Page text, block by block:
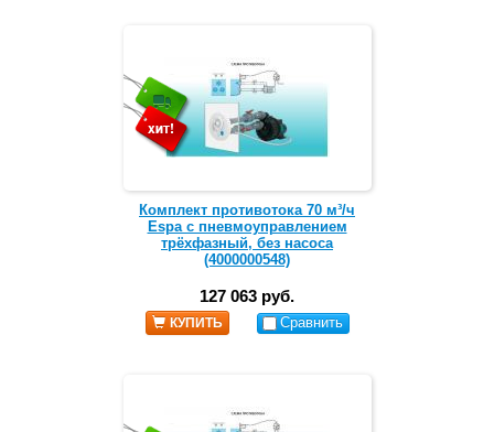
Комплект противотока 70 м³/ч
Espa с пневмоуправлением
трёхфазный, без насоса
(4000000548)
127 063 руб.
КУПИТЬ Сравнить